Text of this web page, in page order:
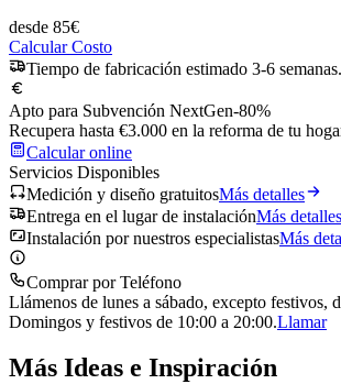
desde 85€
Calcular Costo
Tiempo de fabricación estimado 3-6 semanas.
Apto para Subvención NextGen-80%
Recupera hasta €3.000 en la reforma de tu
Calcular online
Servicios Disponibles
Medición y diseño gratuitosMás detalles
Entrega en el lugar de instalaciónMás detalles
Instalación por nuestros especialistasMás
Comprar por Teléfono
Llámenos de lunes a sábado, excepto festivos,
Domingos y festivos de 10:00 a 20:00.Llamar
Más Ideas e Inspiración